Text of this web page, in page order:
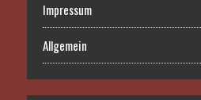
Impressum
Allgemein